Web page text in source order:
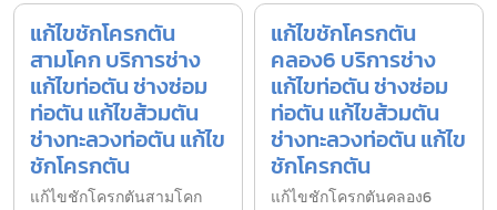
แก้ไขชักโครกตัน
สามโคก บริการช่าง
แก้ไขท่อตัน ช่างซ่อม
ท่อตัน แก้ไขส้วมตัน
ช่างทะลวงท่อตัน แก้ไข
ชักโครกตัน
แก้ไขชักโครกตันสามโคก
แก้ไขชักโครกตัน
คลอง6 บริการช่าง
แก้ไขท่อตัน ช่างซ่อม
ท่อตัน แก้ไขส้วมตัน
ช่างทะลวงท่อตัน แก้ไข
ชักโครกตัน
แก้ไขชักโครกตันคลอง6